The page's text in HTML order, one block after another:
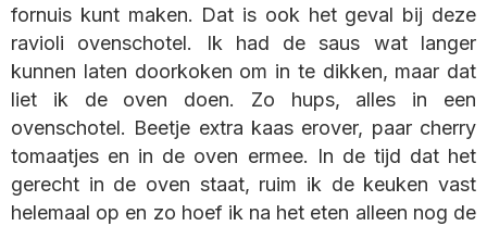
fornuis kunt maken. Dat is ook het geval bij deze
ravioli ovenschotel. Ik had de saus wat langer
kunnen laten doorkoken om in te dikken, maar dat
liet ik de oven doen. Zo hups, alles in een
ovenschotel. Beetje extra kaas erover, paar cherry
tomaatjes en in de oven ermee. In de tijd dat het
gerecht in de oven staat, ruim ik de keuken vast
helemaal op en zo hoef ik na het eten alleen nog de